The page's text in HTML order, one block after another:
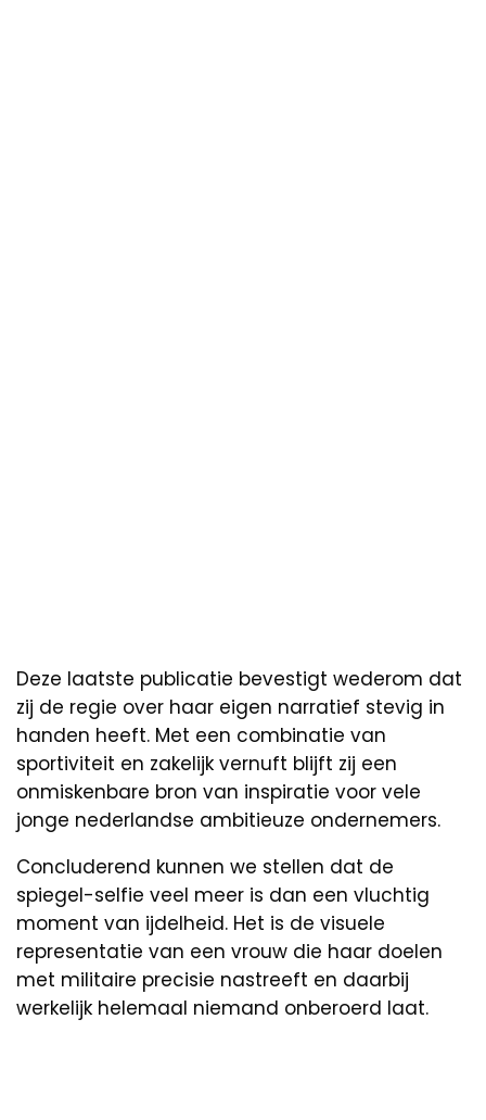
Deze laatste publicatie bevestigt wederom dat
zij de regie over haar eigen narratief stevig in
handen heeft. Met een combinatie van
sportiviteit en zakelijk vernuft blijft zij een
onmiskenbare bron van inspiratie voor vele
jonge nederlandse ambitieuze ondernemers.
Concluderend kunnen we stellen dat de
spiegel-selfie veel meer is dan een vluchtig
moment van ijdelheid. Het is de visuele
representatie van een vrouw die haar doelen
met militaire precisie nastreeft en daarbij
werkelijk helemaal niemand onberoerd laat.